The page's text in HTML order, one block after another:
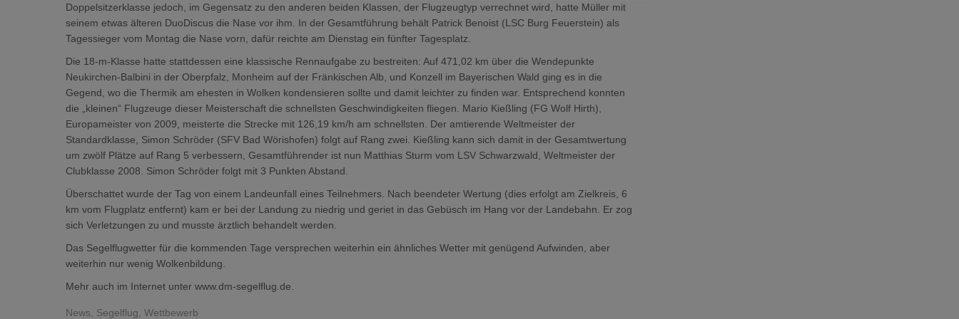
Doppelsitzerklasse jedoch, im Gegensatz zu den anderen beiden Klassen, der Flugzeugtyp verrechnet wird, hatte Müller mit
seinem etwas älteren DuoDiscus die Nase vor ihm. In der Gesamtführung behält Patrick Benoist (LSC Burg Feuerstein) als
Tagessieger vom Montag die Nase vorn, dafür reichte am Dienstag ein fünfter Tagesplatz.
Die 18-m-Klasse hatte stattdessen eine klassische Rennaufgabe zu bestreiten: Auf 471,02 km über die Wendepunkte
Neukirchen-Balbini in der Oberpfalz, Monheim auf der Fränkischen Alb, und Konzell im Bayerischen Wald ging es in die
Gegend, wo die Thermik am ehesten in Wolken kondensieren sollte und damit leichter zu finden war. Entsprechend konnten
die „kleinen“ Flugzeuge dieser Meisterschaft die schnellsten Geschwindigkeiten fliegen. Mario Kießling (FG Wolf Hirth),
Europameister von 2009, meisterte die Strecke mit 126,19 km/h am schnellsten. Der amtierende Weltmeister der
Standardklasse, Simon Schröder (SFV Bad Wörishofen) folgt auf Rang zwei. Kießling kann sich damit in der Gesamtwertung
um zwölf Plätze auf Rang 5 verbessern, Gesamtführender ist nun Matthias Sturm vom LSV Schwarzwald, Weltmeister der
Clubklasse 2008. Simon Schröder folgt mit 3 Punkten Abstand.
Überschattet wurde der Tag von einem Landeunfall eines Teilnehmers. Nach beendeter Wertung (dies erfolgt am Zielkreis, 6
km vom Flugplatz entfernt) kam er bei der Landung zu niedrig und geriet in das Gebüsch im Hang vor der Landebahn. Er zog
sich Verletzungen zu und musste ärztlich behandelt werden.
Das Segelflugwetter für die kommenden Tage versprechen weiterhin ein ähnliches Wetter mit genügend Aufwinden, aber
weiterhin nur wenig Wolkenbildung.
Mehr auch im Internet unter www.dm-segelflug.de.
News Segelflug Wettbewerb